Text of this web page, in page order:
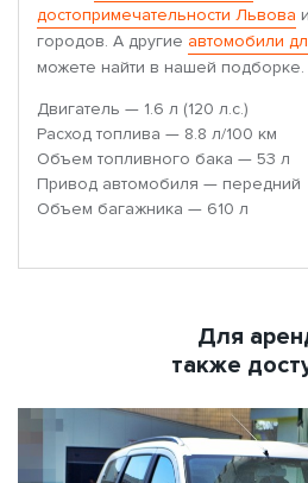
достопримечательности Львова
городов. А другие автомобили
можете найти в нашей подборке.
Двигатель — 1.6 л (120 л.с.)
Расход топлива — 8.8 л/100 км
Объем топливного бака — 53 л
Привод автомобиля — передний
Объем багажника — 610 л
Для
также